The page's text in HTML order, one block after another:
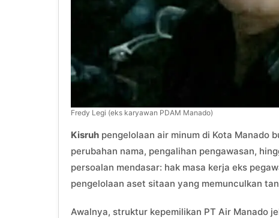
Fredy Legi (eks karyawan PDAM Manado)
Kisruh pengelolaan air minum di Kota Manado
perubahan nama, pengalihan pengawasan,
persoalan mendasar: hak masa kerja eks
pengelolaan aset sitaan yang memunculkan
Awalnya, struktur kepemilikan PT Air Manado